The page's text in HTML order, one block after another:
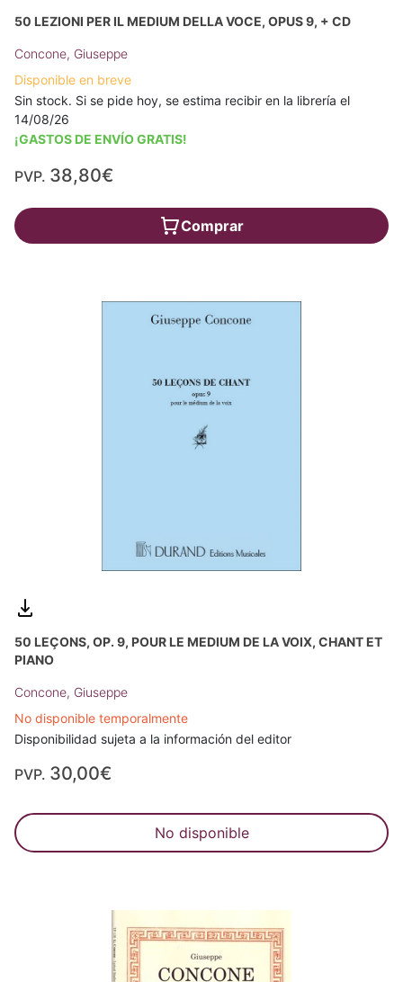
50 LEZIONI PER IL MEDIUM DELLA VOCE, OPUS 9, + CD
Concone, Giuseppe
Disponible en breve
Sin stock. Si se pide hoy, se estima recibir en la librería el
14/08/26
¡GASTOS DE ENVÍO GRATIS!
PVP. 38,80€
Comprar
50 LEÇONS, OP. 9, POUR LE MEDIUM DE LA VOIX, CHANT ET
PIANO
Concone, Giuseppe
No disponible temporalmente
Disponibilidad sujeta a la información del editor
PVP. 30,00€
No disponible